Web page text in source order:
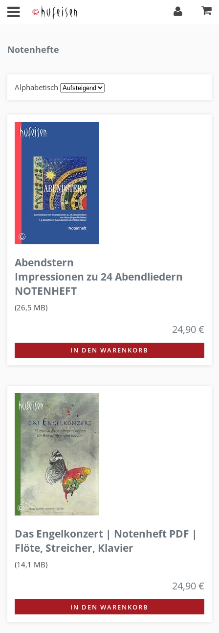
Notenhefte
Alphabetisch
Abendstern
Impressionen zu 24 Abendliedern
NOTENHEFT
(26,5 MB)
24,90 €
IN DEN WARENKORB
Das Engelkonzert | Notenheft PDF |
Flöte, Streicher, Klavier
(14,1 MB)
24,90 €
IN DEN WARENKORB